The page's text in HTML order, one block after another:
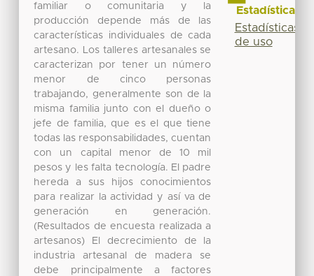
familiar o comunitaria y la
producción depende más de las
características individuales de cada
artesano. Los talleres artesanales se
caracterizan por tener un número
menor de cinco personas
trabajando, generalmente son de la
misma familia junto con el dueño o
jefe de familia, que es el que tiene
todas las responsabilidades, cuentan
con un capital menor de 10 mil
pesos y les falta tecnología. El padre
hereda a sus hijos conocimientos
para realizar la actividad y así va de
generación en generación.
(Resultados de encuesta realizada a
artesanos) El decrecimiento de la
industria artesanal de madera se
debe principalmente a factores
Estadísticas
Estadísticas
de uso